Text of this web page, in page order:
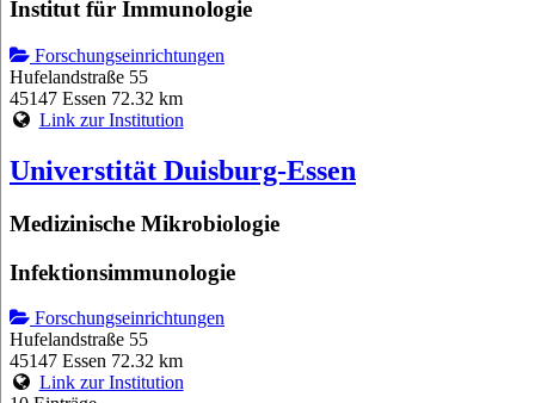
Institut für Immunologie
Forschungseinrichtungen
Hufelandstraße 55
45147 Essen 72.32 km
Link zur Institution
Universtität Duisburg-Essen
Medizinische Mikrobiologie
Infektionsimmunologie
Forschungseinrichtungen
Hufelandstraße 55
45147 Essen 72.32 km
Link zur Institution